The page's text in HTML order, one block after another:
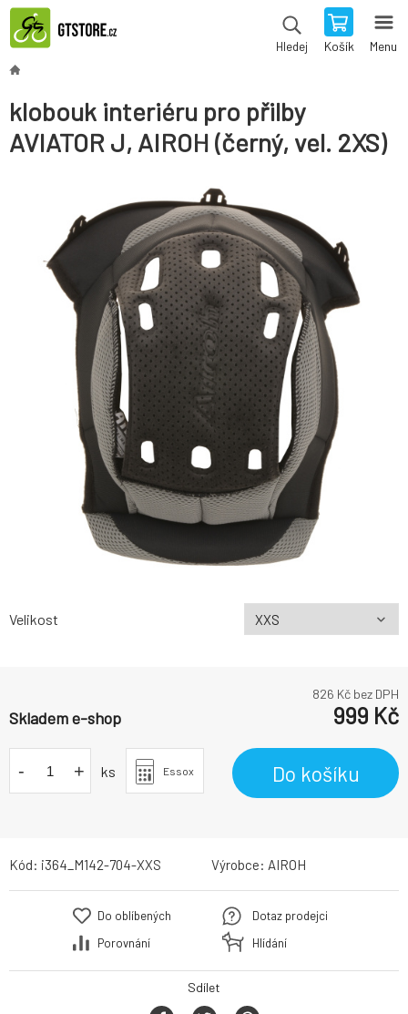
Hledej Košík Menu
klobouk interiéru pro přilby
AVIATOR J, AIROH (černý, vel. 2XS)
Velikost
826 Kč bez DPH
Skladem e-shop 999 Kč
- + ks Essox Do košíku
Kód: i364_M142-704-XXS Výrobce: AIROH
Do oblíbených
Porovnání
Dotaz prodejci
Hlídání
Sdílet